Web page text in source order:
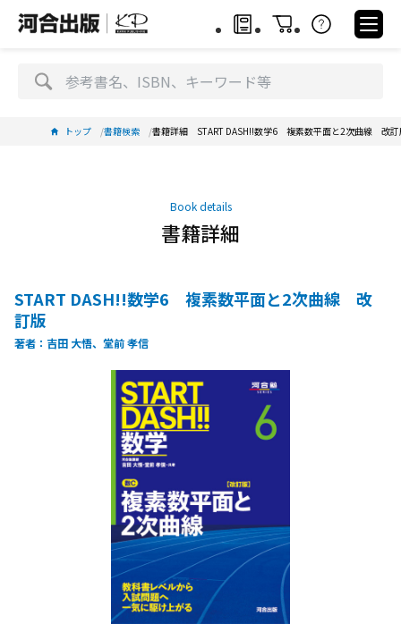
トップ 書籍検索 書籍詳細 START DASH!!数学6 複素数平面と2次曲線 改訂
Book details
書籍詳細
START DASH!!数学6 複素数平面と2次曲線 改
訂版
著者：吉田 大悟、堂前 孝信